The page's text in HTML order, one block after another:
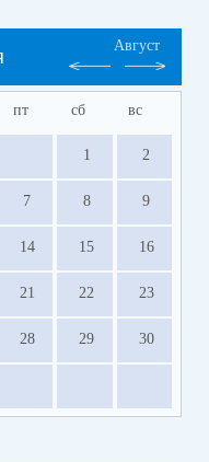
Август
пт сб вс
1 2
7 8 9
14 15 16
21 22 23
28 29 30